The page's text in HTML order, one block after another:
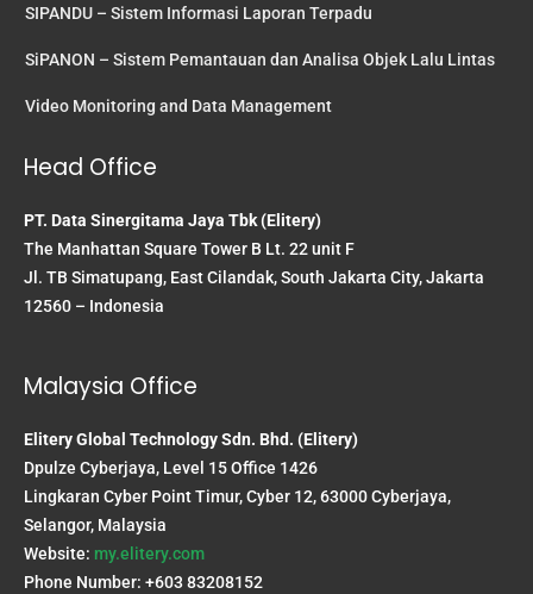
SIPANDU – Sistem Informasi Laporan Terpadu
SiPANON – Sistem Pemantauan dan Analisa Objek Lalu Lintas
Video Monitoring and Data Management
Head Office
PT. Data Sinergitama Jaya Tbk (Elitery)
The Manhattan Square Tower B Lt. 22 unit F
Jl. TB Simatupang, East Cilandak, South Jakarta City, Jakarta
12560 – Indonesia
Malaysia Office
Elitery Global Technology Sdn. Bhd. (Elitery)
Dpulze Cyberjaya, Level 15 Office 1426
Lingkaran Cyber Point Timur, Cyber 12, 63000 Cyberjaya,
Selangor, Malaysia
Website: my.elitery.com
Phone Number: +603 83208152